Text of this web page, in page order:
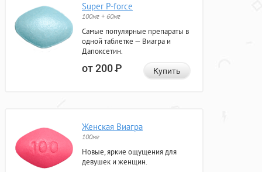
Super P-force
100мг + 60мг
Самые популярные препараты в
одной таблетке — Виагра и
Дапоксетин.
от 200Р Купить
Женская Виагра
100мг
Новые, яркие ощущения для
девушек и женщин.